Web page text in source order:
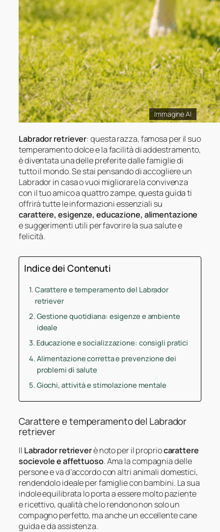
Immagine AI
Labrador retriever: questa razza, famosa per il suo
temperamento dolce e la facilità di addestramento,
è diventata una delle preferite dalle famiglie di
tutto il mondo. Se stai pensando di accogliere un
Labrador in casa o vuoi migliorare la convivenza
con il tuo amico a quattro zampe, questa guida ti
offrirà tutte le informazioni essenziali su
carattere, esigenze, educazione, alimentazione
e suggerimenti utili per favorire la sua salute e
felicità.
Indice dei Contenuti
Carattere e temperamento del Labrador
retriever
Gestione quotidiana: esigenze e ambiente
ideale
Educazione e socializzazione: consigli pratici
Alimentazione corretta e prevenzione dei
problemi di salute
Giochi, attività e stimolazione mentale
Carattere e temperamento del Labrador
retriever
Il Labrador retrieverè noto per il propriocarattere
socievole e affettuoso. Ama la compagnia delle
persone e va d’accordo con altri animali domestici,
rendendolo ideale per famiglie con bambini. La sua
indole equilibrata lo porta a essere molto paziente
e ricettivo, qualità che lo rendono non solo un
compagno perfetto, ma anche un eccellente cane
guida e da assistenza.